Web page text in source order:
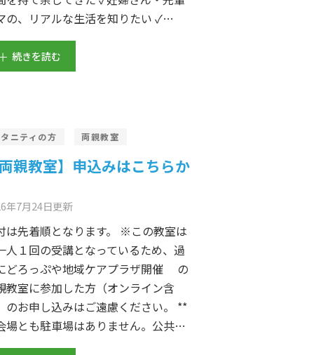
の、リアルな生活を知りたい ✓…
続きを読む
ニティの方 両親教室
親教室】申込みはこちらか
年7月24日更新
は先着順となります。 ※この教室は
人１回の受講となっているため、過
どろっぷや地域ケアプラザ開催 の
教室に参加した方（オンライン含
のお申し込みはご遠慮ください。 **
場とも駐車場はありません。公共…